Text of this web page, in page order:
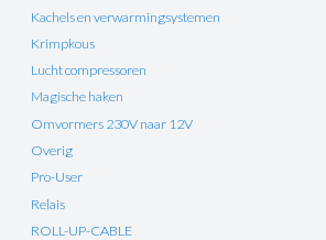
Kachels en verwarmingsystemen
Krimpkous
Lucht compressoren
Magische haken
Omvormers 230V naar 12V
Overig
Pro-User
Relais
ROLL-UP-CABLE